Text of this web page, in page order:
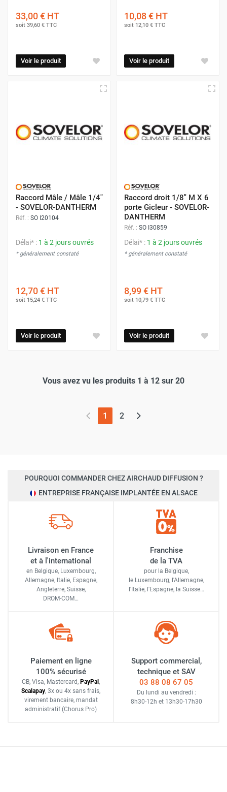
33,00 € HT
soit 39,60 € TTC
Voir le produit
10,08 € HT
soit 12,10 € TTC
Voir le produit
Raccord Mâle / Mâle 1/4"
- SOVELOR-DANTHERM
Réf. : SO I20104
Délai* : 1 à 2 jours ouvrés
* généralement constaté
12,70 € HT
soit 15,24 € TTC
Voir le produit
Raccord droit 1/8" M X 6
porte Gicleur - SOVELOR-
DANTHERM
Réf. : SO I30859
Délai* : 1 à 2 jours ouvrés
* généralement constaté
8,99 € HT
soit 10,79 € TTC
Voir le produit
Vous avez vu les produits 1 à 12 sur 20
1 (page actuelle)
2
POURQUOI COMMANDER CHEZ AIRCHAUD DIFFUSION ?
ENTREPRISE FRANÇAISE IMPLANTÉE EN ALSACE
Livraison en France
et à l'international
en Belgique, Luxembourg,
Allemagne, Italie, Espagne,
Angleterre, Suisse,
DROM-COM…
Franchise
de la TVA
pour la Belgique,
le Luxembourg, l'Allemagne,
l'Italie, l'Espagne, la Suisse…
Paiement en ligne
100% sécurisé
CB, Visa, Mastercard, PayPal ,
Scalapay, 3x ou 4x sans frais,
virement bancaire, mandat
administratif (Chorus Pro)
Support commercial,
technique et SAV
03 88 08 67 05
Du lundi au vendredi :
8h30-12h et 13h30-17h30